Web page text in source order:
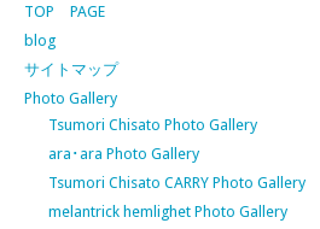
TOP PAGE
blog
サイトマップ
Photo Gallery
Tsumori Chisato Photo Gallery
ara･ara Photo Gallery
Tsumori Chisato CARRY Photo Gallery
melantrick hemlighet Photo Gallery